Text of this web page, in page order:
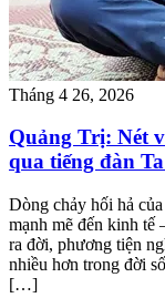
Tháng 4 26, 2026
Quảng Trị: Nét
qua tiếng đàn
Dòng chảy hối hả
mạnh mẽ đến kinh tế
ra đời, phương tiện
nhiều hơn trong đời
[…]